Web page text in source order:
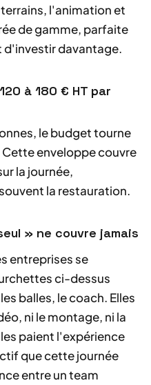
l'animation et
de gamme, parfaite
d'investir davantage.
à 180 € HT par
le budget tourne
Cette enveloppe couvre
la journée,
la restauration.
» ne couvre jamais
entreprises se
ci-dessus
balles, le coach. Elles
ni le montage, ni la
paient l'expérience
que cette journée
entre un team